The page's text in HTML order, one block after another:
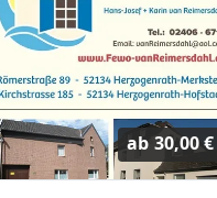
ab 30,00 €